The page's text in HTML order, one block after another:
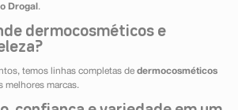
Drogal .
dermocosméticos e
temos linhas completas de dermocosméticos
melhores marcas.